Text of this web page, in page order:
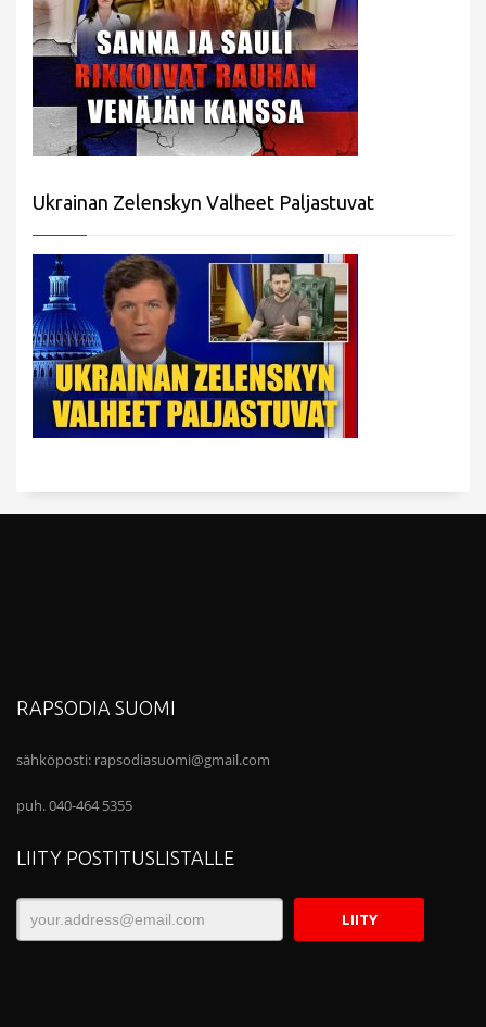
Ukrainan Zelenskyn Valheet Paljastuvat
RAPSODIA SUOMI
sähköposti: rapsodiasuomi@gmail.com
puh. 040-464 5355
LIITY POSTITUSLISTALLE